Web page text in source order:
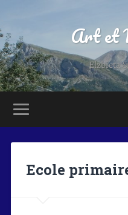
Art et
Elzbieta
Ecole